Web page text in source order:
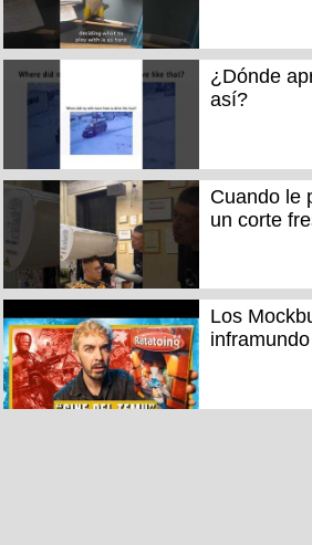
¿Dónde
así?
Cuando le
un corte
Los